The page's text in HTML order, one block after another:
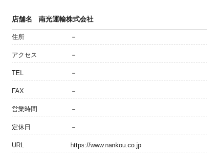
店舗名 南光運輸株式会社
住所 －
アクセス －
TEL －
FAX －
営業時間 －
定休日 －
URL https://www.nankou.co.jp